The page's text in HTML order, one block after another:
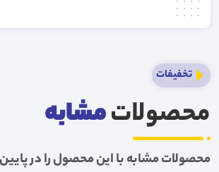
تخفیفات
محصولاتمشابه
محصولات مشابه با این محصول را در